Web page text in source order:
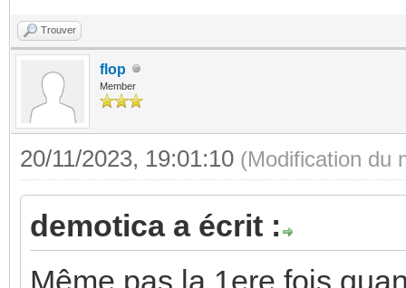
Trouver
flop
Member
20/11/2023, 19:01:10 (Modification du
demotica a écrit :
Même pas la 1ere fois